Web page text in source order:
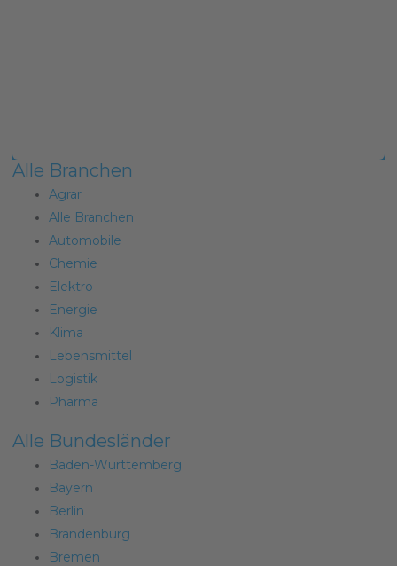
Alle Branchen
Agrar
Alle Branchen
Automobile
Chemie
Elektro
Energie
Klima
Lebensmittel
Logistik
Pharma
Alle Bundesländer
Baden-Württemberg
Bayern
Berlin
Brandenburg
Bremen